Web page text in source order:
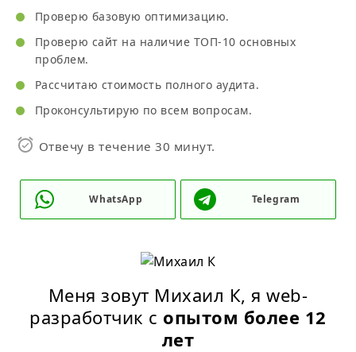
Фразовые элементы
strong — важная осмысленная фраза в большом
тексте
b — ключевые слова страницы или сайта
br — НЕ для разделения тематических групп в
… и куча прочих тегов
Картинка
Форма (обращения, комментирования, отправки
заявки и пр.)
Schema.org доп контента
Картинка — ImageObject
Персона — Person
(!) Не использовать, если нет 100% уверенности
blockquote —
Проверю базовую оптимизацию.
Проверю сайт на наличие ТОП-10 основных
проблем.
Рассчитаю стоимость полного аудита.
Проконсультирую по всем вопросам.
Отвечу в течение 30 минут.
WhatsApp Telegram
Меня зовут Михаил К, я web-
разработчик с опытом более 12
лет